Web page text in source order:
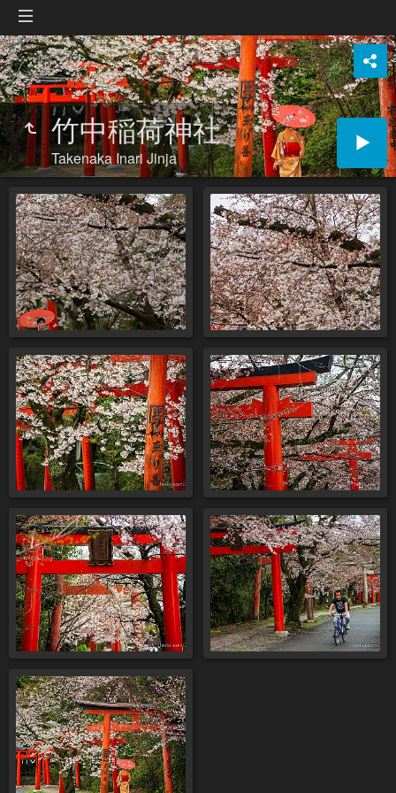
竹中稲荷神社
Takenaka Inari Jinja